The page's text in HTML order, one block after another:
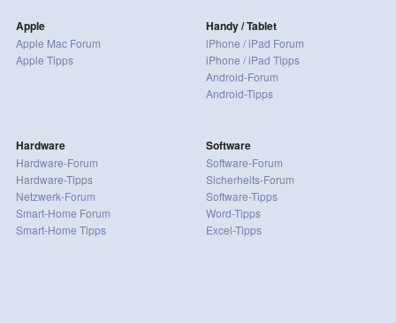
Apple
Apple Mac Forum
Apple Tipps
Handy / Tablet
iPhone / iPad Forum
iPhone / iPad Tipps
Android-Forum
Android-Tipps
Hardware
Hardware-Forum
Hardware-Tipps
Netzwerk-Forum
Smart-Home Forum
Smart-Home Tipps
Software
Software-Forum
Sicherheits-Forum
Software-Tipps
Word-Tipps
Excel-Tipps